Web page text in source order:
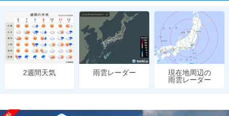
2週間天気 雨雲レーダー
現在地周辺の
雨雲レーダー